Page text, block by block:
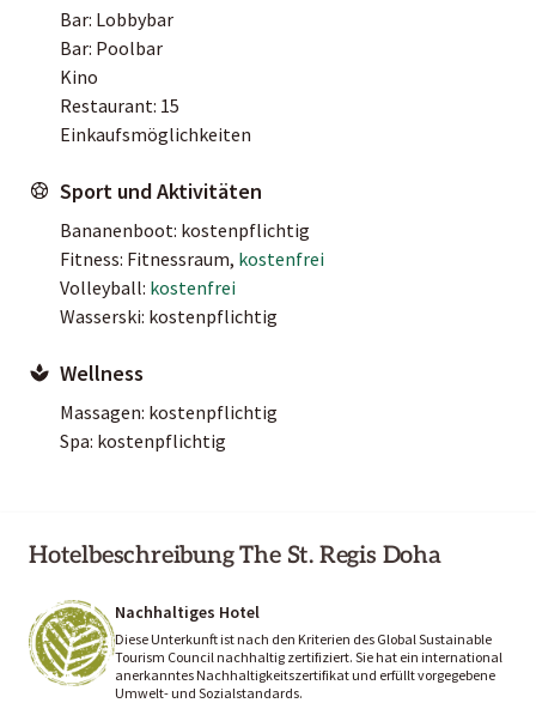
Bar: Lobbybar
Bar: Poolbar
Kino
Restaurant: 15
Einkaufsmöglichkeiten
Sport und Aktivitäten
Bananenboot: kostenpflichtig
Fitness: Fitnessraum, kostenfrei
Volleyball: kostenfrei
Wasserski: kostenpflichtig
Wellness
Massagen: kostenpflichtig
Spa: kostenpflichtig
Hotelbeschreibung The St. Regis Doha
Nachhaltiges Hotel
Diese Unterkunft ist nach den Kriterien des Global Sustainable
Tourism Council nachhaltig zertifiziert. Sie hat ein international
anerkanntes Nachhaltigkeitszertifikat und erfüllt vorgegebene
Umwelt- und Sozialstandards.